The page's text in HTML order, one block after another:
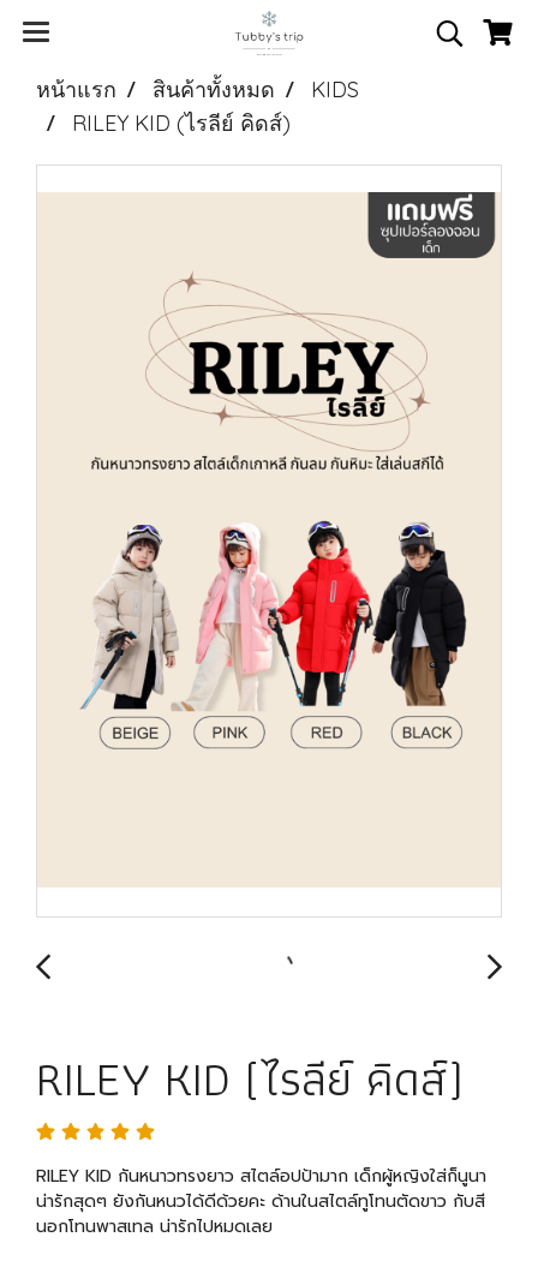
หน้าแรก สินค้าทั้งหมด
KIDS
RILEY KID (ไรลีย์ คิดส์)
RILEY KID (ไรลีย์ คิดส์)
RILEY KID กันหนาวทรงยาว สไตล์อปป้ามาก เด็กผู้หญิงใส่ก็นูนา
น่ารักสุดๆ ยังกันหนวได้ดีด้วยคะ ด้านในสไตล์ทูโทนตัดขาว กับสี
นอกโทนพาสเทล น่ารักไปหมดเลย